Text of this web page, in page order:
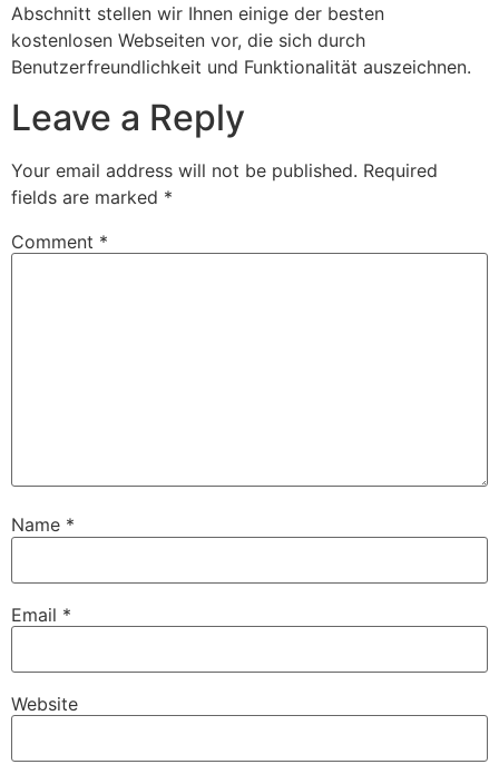
Abschnitt stellen wir Ihnen einige der besten
kostenlosen Webseiten vor, die sich durch
Benutzerfreundlichkeit und Funktionalität auszeichnen.
Leave a Reply
Your email address will not be published. Required
fields are marked *
Comment *
Name *
Email *
Website